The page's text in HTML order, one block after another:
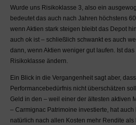
Wurde uns Risikoklasse 3, also ein
bedeutet das auch nach Jahren höchstens
wenn Aktien stark steigen bleibt das Depot
auch ok ist – schließlich schwankt es auch
dann, wenn Aktien weniger gut laufen. Ist
Risikoklasse ändern.
Ein Blick in die Vergangenheit sagt aber,
Performancebedürfnis nicht überschätzen
Geld in den – weil einer der ältesten aktiven
– Carmignac Patrimoine investierte, hat auch
natürlich nach allen Kosten mehr Rendite
zum Totalverlust des
eingesetzten
beinhalten kann.
fundiertes
raten wir Ihnen
durch eine hierzu
autorisierte Person
beraten.
Gewinne und